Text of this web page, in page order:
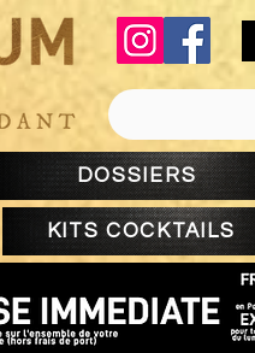
DOSSIERS
KITS COCKTAILS